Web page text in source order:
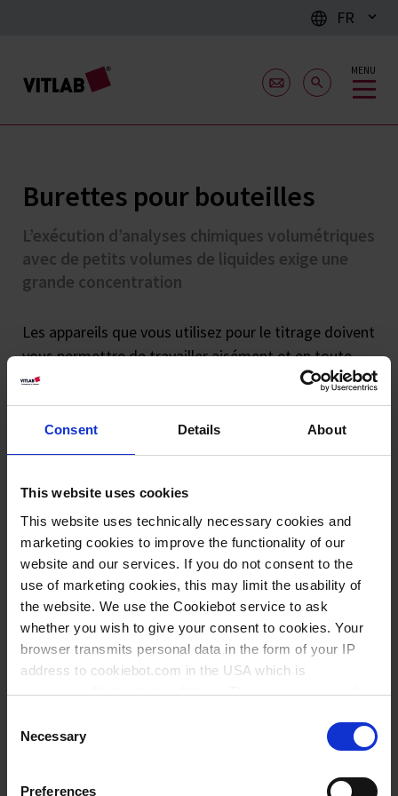
Consent Details About
This website uses cookies
This website uses technically necessary cookies and
marketing cookies to improve the functionality of our
website and our services. If you do not consent to the
use of marketing cookies, this may limit the usability of
the website. We use the Cookiebot service to ask
whether you wish to give your consent to cookies. Your
browser transmits personal data in the form of your IP
address to cookiebot.com in the USA which is
anonymized but not stored there. Then an anonymized
follow your cookie preferences for future page visits. The
privacy level in the USA does not correspond to EU
standards, and it cannot be excluded that US authorities
Selection
Necessary
Preferences
FR
MENU
Burettes pour bouteilles
L’exécution d’analyses chimiques volumétriques
avec de petits volumes de liquides exige une
grande concentration
Les appareils que vous utilisez pour le titrage doivent
vous permettre de travailler aisément et en toute
sécurité et vous offrir surtout la précision
reproductible que vous exigez. VITLAB s’est
spécialisé dans le dosage et le titrage de volumes
précis et vous propose une grande variété de
burettes pour bouteilles sophistiquées pour l’analyse
volumétrique. Grâce à une technique innovante,
notre burette pour bouteilles VITLAB® continuous
vous permet de titrer en continu et d’obtenir
rapidement et confortablement des résultats précis.